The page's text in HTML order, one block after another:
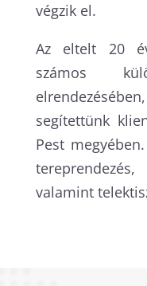
végzik el.
Az eltelt 20
számos
segítettünk
Pest
valamint